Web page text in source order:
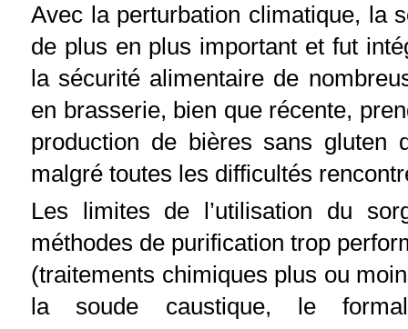
Avec la perturbation climatique, la
de plus en plus important et fut
la sécurité alimentaire de
en brasserie, bien que récente,
production de bières sans gluten
malgré toutes les difficultés
Les limites de l’utilisation du
méthodes de purification trop
(traitements chimiques plus ou
la soude caustique, le